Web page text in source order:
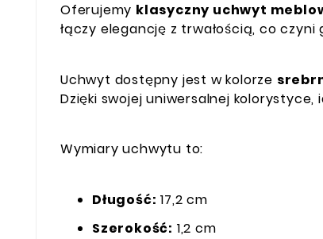
Oferujemy klasyczny uchwyt
łączy elegancję z trwałością, co
Uchwyt dostępny jest w kolorze
Dzięki swojej uniwersalnej
Wymiary uchwytu to:
Długość: 17,2 cm
Szerokość: 1,2 cm